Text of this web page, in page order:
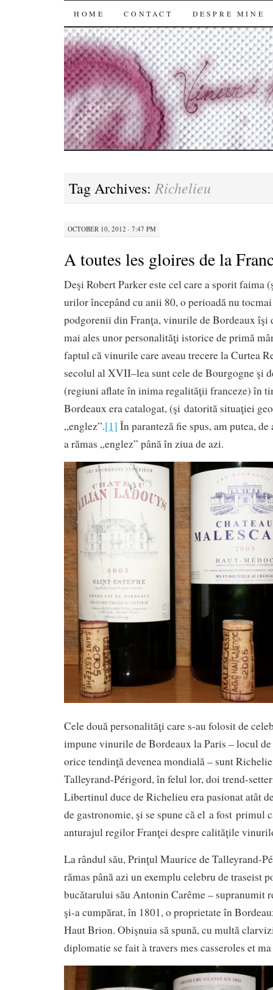
SKIP
TO
CONTENT
HOME CONTACT DESPRE MINE
Tag Archives: Richelieu
OCTOBER 10, 2012 · 7:47 PM
A toutes les gloires de la
Deşi Robert Parker este cel care a sporit faima
urilor începând cu anii 80, o perioadă nu
podgorenii din Franţa, vinurile de Bordeaux îşi
mai ales unor personalităţi istorice de primă
faptul că vinurile care aveau trecere la Curtea
secolul al XVII–lea sunt cele de Bourgogne şi
(regiuni aflate în inima regalităţii franceze) în
Bordeaux era catalogat, (şi datorită situaţiei
„englez”.[1] În paranteză fie spus, am putea,
a rămas „englez” până în ziua de azi.
Cele două personalităţi care s-au folosit de
impune vinurile de Bordeaux la Paris – locul
orice tendinţă devenea mondială – sunt
Talleyrand-Périgord, în felul lor, doi trend-
Libertinul duce de Richelieu era pasionat atât
de gastronomie, şi se spune că el a fost primul
anturajul regilor Franţei despre calităţile
La rândul său, Prinţul Maurice de Talleyrand-
rămas până azi un exemplu celebru de traseist
bucătarului său Antonin Carême – supranumit
şi-a cumpărat, în 1801, o proprietate în
Haut Brion. Obişnuia să spună, cu multă
diplomatie se fait à travers mes casseroles et